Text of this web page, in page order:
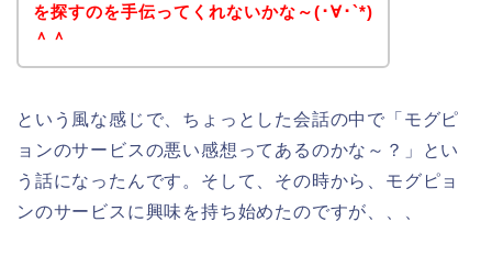
を探すのを手伝ってくれないかな～(･∀･`*)
＾＾
という風な感じで、ちょっとした会話の中で「モグピ
ョンのサービスの悪い感想ってあるのかな～？」とい
う話になったんです。そして、その時から、モグピョ
ンのサービスに興味を持ち始めたのですが、、、